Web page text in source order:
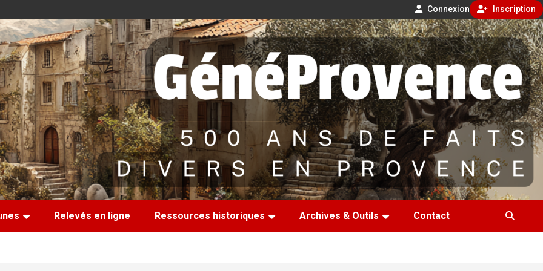
Connexion Inscription
Relevés en ligne Ressources historiques Archives & Outils Contact